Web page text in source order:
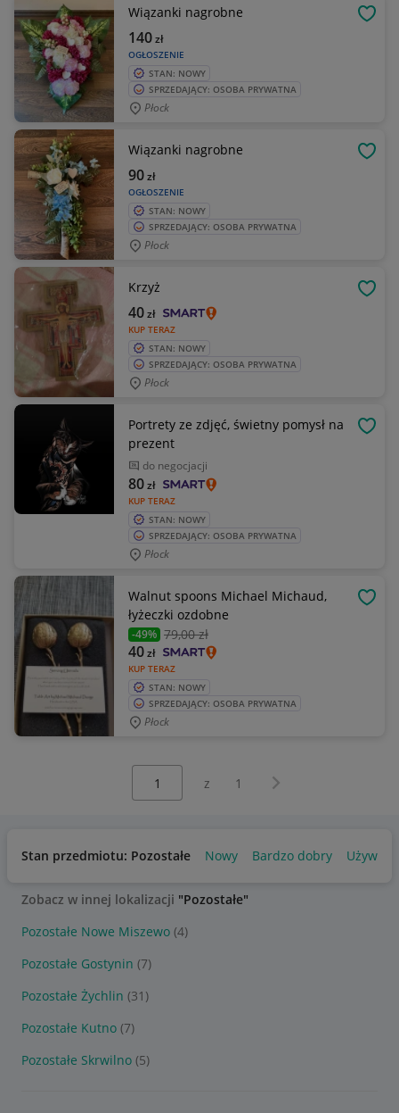
Wiązanki nagrobne
OGŁOSZENIE
140zł
STAN: NOWY
SPRZEDAJĄCY: OSOBA PRYWATNA
Płock
Wiązanki nagrobne
OGŁOSZENIE
90zł
STAN: NOWY
SPRZEDAJĄCY: OSOBA PRYWATNA
Płock
Krzyż
KUP TERAZ
40zł
STAN: NOWY
SPRZEDAJĄCY: OSOBA PRYWATNA
Płock
Portrety ze zdjęć, świetny pomysł na
prezent
do negocjacji
KUP TERAZ
80zł
STAN: NOWY
SPRZEDAJĄCY: OSOBA PRYWATNA
Płock
Walnut spoons Michael Michaud,
łyżeczki ozdobne
-49% 79,00 zł
KUP TERAZ
40zł
STAN: NOWY
SPRZEDAJĄCY: OSOBA PRYWATNA
Płock
z 1 Następna strona
Stan przedmiotu: Pozostałe Nowy Bardzo dobry Używany
Zobacz w innej lokalizacji "Pozostałe"
Pozostałe Nowe Miszewo (4)
Pozostałe Gostynin (7)
Pozostałe Żychlin (31)
Pozostałe Kutno (7)
Pozostałe Skrwilno (5)